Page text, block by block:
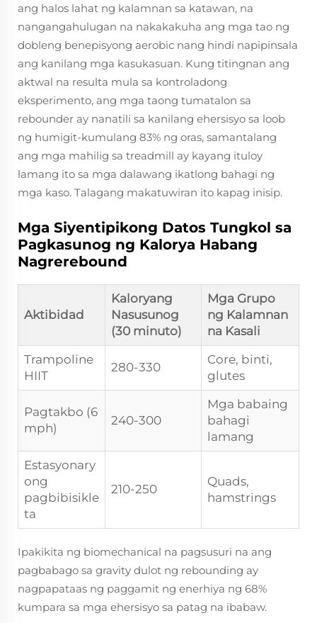
ang halos lahat ng kalamnan sa katawan, na
nangangahulugan na nakakakuha ang mga tao ng
dobleng benepisyong aerobic nang hindi napipinsala
ang kanilang mga kasukasuan. Kung titingnan ang
aktwal na resulta mula sa kontroladong
eksperimento, ang mga taong tumatalon sa
rebounder ay nanatili sa kanilang ehersisyo sa loob
ng humigit-kumulang 83% ng oras, samantalang
ang mga mahilig sa treadmill ay kayang ituloy
lamang ito sa mga dalawang ikatlong bahagi ng
mga kaso. Talagang makatuwiran ito kapag inisip.
Mga Siyentipikong Datos Tungkol sa
Pagkasunog ng Kalorya Habang
Nagrerebound
Aktibidad
Kaloryang
Nasusunog
(30 minuto)
Mga Grupo
ng Kalamnan
na Kasali
Trampoline
HIIT
280-330
Core, binti,
glutes
Pagtakbo (6
mph)
240-300
Mga babaing
bahagi
lamang
Estasyonary
ong
pagbibisikle
ta
210-250
Quads,
hamstrings
Ipakikita ng biomechanical na pagsusuri na ang
pagbabago sa gravity dulot ng rebounding ay
nagpapataas ng paggamit ng enerhiya ng 68%
kumpara sa mga ehersisyo sa patag na ibabaw.